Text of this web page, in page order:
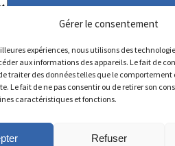
Gérer le consentement
expériences, nous utilisons des
aux informations des appareils. Le fait de
traiter des données telles que le comportement
Le fait de ne pas consentir ou de retirer son
caractéristiques et fonctions.
Refuser